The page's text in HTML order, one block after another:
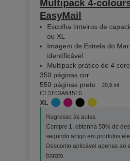
Multipack 4-
EasyMail
Escolha tinteiros de
ou XL
Imagem de Estrela do
identificável
Multipack prático de 4
350 páginas cor
550 páginas preto
20,9 ml
C13T03A64510
XL
Regresso às aulas
Compre 1, obtenha 50% de
segundo artigo em produtos
Desconto aplicável apenas ao
barato.